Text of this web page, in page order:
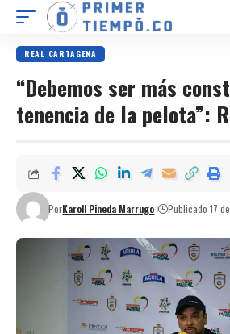
REAL CARTAGENA
“Debemos ser más
tenencia de la pelota”:
PorKaroll Pineda Marrugo Publicado 17